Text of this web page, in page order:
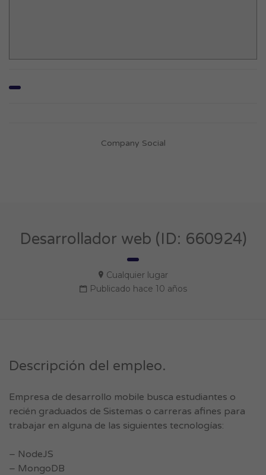
Company Social
Desarrollador web (ID: 660924)
Cualquier lugar
Publicado hace 10 años
Descripción del empleo.
Empresa de desarrollo mobile busca estudiantes o
recién graduados de Sistemas o carreras afines para
trabajar en alguna de las siguientes tecnologías:
– NodeJS
– MongoDB